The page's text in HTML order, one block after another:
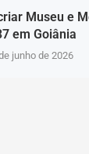
Museu e
em Goiânia
junho de 2026